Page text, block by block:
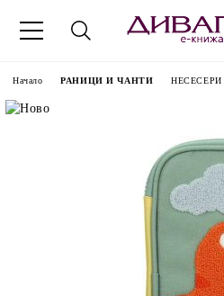
Начало РАНИЦИ И ЧАНТИ НЕСЕСЕРИ